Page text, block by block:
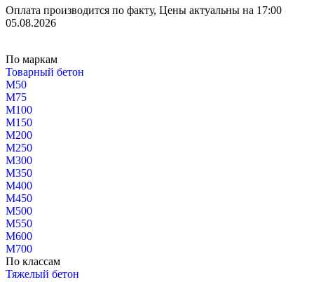
Оплата производится по факту, Цены актуальны на 17:00
05.08.2026
По маркам
Товарный бетон
М50
М75
М100
М150
М200
М250
М300
М350
М400
М450
М500
М550
М600
М700
По классам
Тяжелый бетон